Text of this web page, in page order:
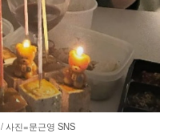
사진=문근영 SNS